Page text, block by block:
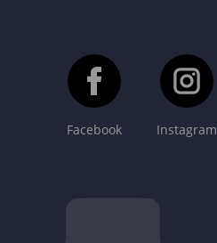
Facebook Instagram